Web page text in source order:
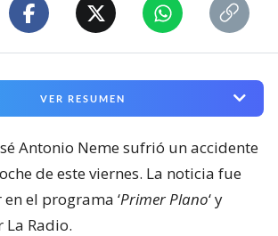
VER RESUMEN
Antonio Neme sufrió un accidente
de este viernes. La noticia fue
el programa ‘Primer Plano‘ y
Radio.